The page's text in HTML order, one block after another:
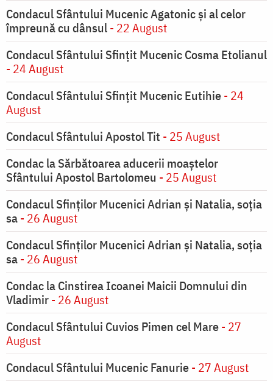
Condacul Sfântului Mucenic Agatonic şi al celor
împreună cu dânsul- 22 August
Condacul Sfântului Sfinţit Mucenic Cosma Etolianul
- 24 August
Condacul Sfântului Sfinţit Mucenic Eutihie- 24
August
Condacul Sfântului Apostol Tit - 25 August
Condac la Sărbătoarea aducerii moaştelor
Sfântului Apostol Bartolomeu - 25 August
Condacul Sfinţilor Mucenici Adrian şi Natalia, soţia
sa- 26 August
Condacul Sfinţilor Mucenici Adrian şi Natalia, soţia
sa- 26 August
Condac la Cinstirea Icoanei Maicii Domnului din
Vladimir- 26 August
Condacul Sfântului Cuvios Pimen cel Mare- 27
August
Condacul Sfântului Mucenic Fanurie- 27 August